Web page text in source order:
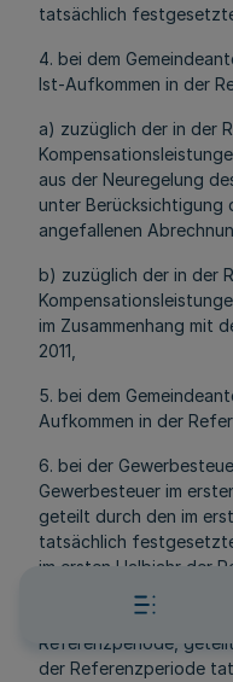
tatsächlich
4. bei dem
Ist-Aufkommen in der
a) zuzüglich der in der
aus der Neuregelung
unter Berücksichtigung
angefallenen
b) zuzüglich der in der
im Zusammenhang mit
2011,
5. bei dem
Aufkommen in der
6. bei der
Gewerbesteuer im
geteilt durch den im
tatsächlich
im ersten Halbjahr der
Vervielfältigern für die
des Ist-Aufkommens im
Referenzperiode,
der Referenzperiode